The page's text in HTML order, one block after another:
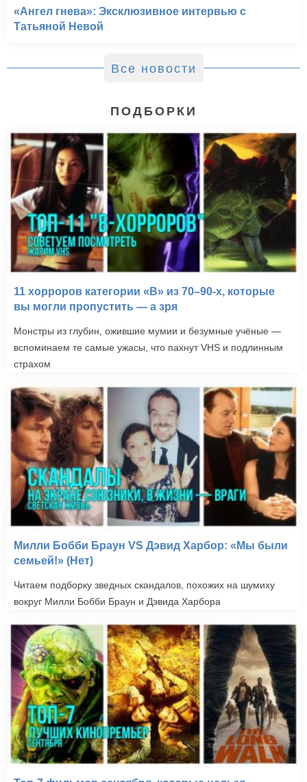
«Ангел гнева»: Эксклюзивное интервью с
Татьяной Невой
Все новости
ПОДБОРКИ
11 хорроров категории «B» из 70–90-х, которые
вы могли пропустить — а зря
Монстры из глубин, ожившие мумии и безумные учёные —
вспоминаем те самые ужасы, что пахнут VHS и подлинным
страхом
Милли Бобби Браун VS Дэвид Харбор: «Мы были
семьей!» (Нет)
Читаем подборку зведных скандалов, похожих на шумиху
вокруг Милли Бобби Браун и Дэвида Харбора